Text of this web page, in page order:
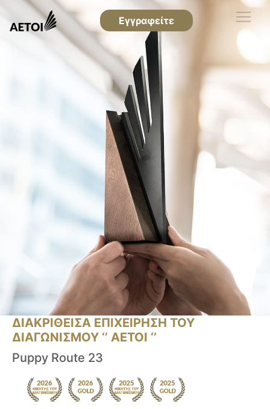
Εγγραφείτε
ΔΙΑΚΡΙΘΕΙΣΑ ΕΠΙΧΕΙΡΗΣΗ ΤΟΥ
ΔΙΑΓΩΝΙΣΜΟΥ ‘’ ΑΕΤΟΙ ‘’
Puppy Route 23